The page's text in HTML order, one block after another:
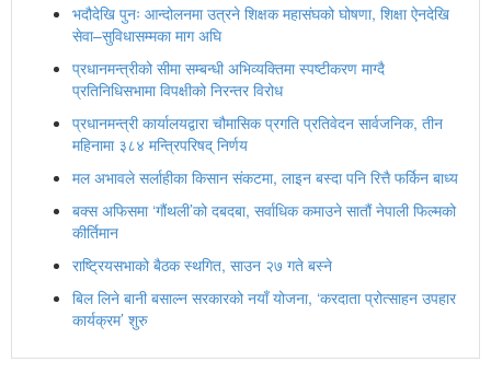
भदौदेखि पुनः आन्दोलनमा उत्रने शिक्षक महासंघको घोषणा, शिक्षा ऐनदेखि
सेवा–सुविधासम्मका माग अघि
प्रधानमन्त्रीको सीमा सम्बन्धी अभिव्यक्तिमा स्पष्टीकरण माग्दै
प्रतिनिधिसभामा विपक्षीको निरन्तर विरोध
प्रधानमन्त्री कार्यालयद्वारा चौमासिक प्रगति प्रतिवेदन सार्वजनिक, तीन
महिनामा ३८४ मन्त्रिपरिषद् निर्णय
मल अभावले सर्लाहीका किसान संकटमा, लाइन बस्दा पनि रित्तै फर्किन बाध्य
बक्स अफिसमा ‘गौंथली’को दबदबा, सर्वाधिक कमाउने सातौं नेपाली फिल्मको
कीर्तिमान
राष्ट्रियसभाको बैठक स्थगित, साउन २७ गते बस्ने
बिल लिने बानी बसाल्न सरकारको नयाँ योजना, ‘करदाता प्रोत्साहन उपहार
कार्यक्रम’ शुरु